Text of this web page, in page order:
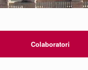
Colaboratori